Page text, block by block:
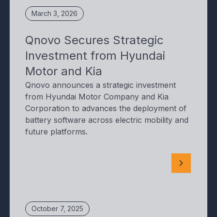
March 3, 2026
Qnovo Secures Strategic
Investment from Hyundai
Motor and Kia
Qnovo announces a strategic investment
from Hyundai Motor Company and Kia
Corporation to advances the deployment of
battery software across electric mobility and
future platforms.
October 7, 2025